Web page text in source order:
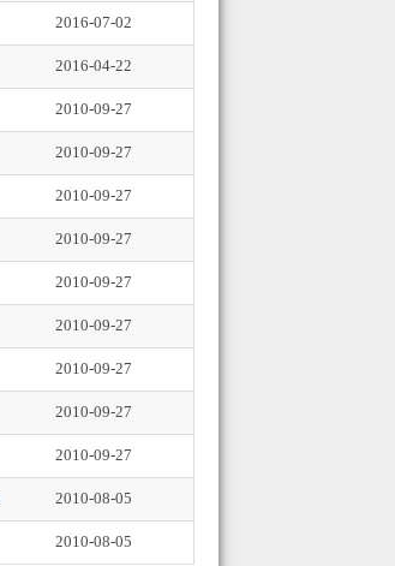
2016-07-02
2016-04-22
2010-09-27
2010-09-27
2010-09-27
2010-09-27
2010-09-27
2010-09-27
2010-09-27
2010-09-27
2010-09-27
2010-08-05
2010-08-05